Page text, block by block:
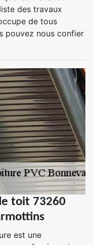
des travaux
de tous
pouvez nous confier
toit 73260
est une